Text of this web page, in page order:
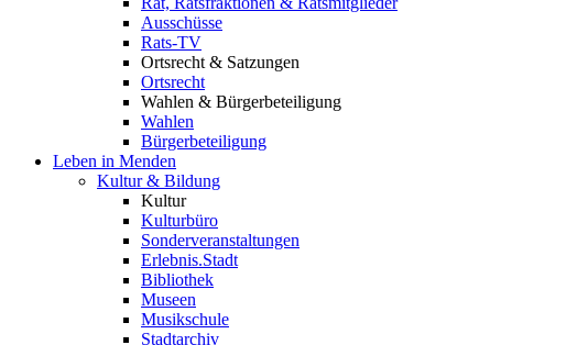
Ausschüsse
Rats-TV
Ortsrecht & Satzungen
Ortsrecht
Wahlen & Bürgerbeteiligung
Wahlen
Bürgerbeteiligung
Leben in Menden
Kultur & Bildung
Kultur
Kulturbüro
Sonderveranstaltungen
Erlebnis.Stadt
Bibliothek
Museen
Musikschule
Stadtarchiv